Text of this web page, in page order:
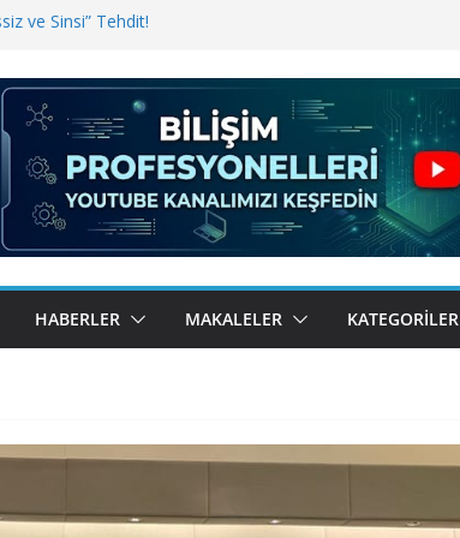
ve Sinsi” Tehdit!
Bugün BulutTahsilat’ta
Kemal Oral Tüm Sorularımızı
HABERLER MAKALELER KATEGORILER